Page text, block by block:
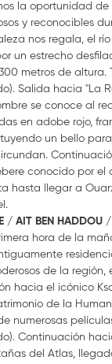
la oportunidad
y reconocibles
nos regala, el
un estrecho
metros de altura.
Salida hacia "La
se conoce al
en adobe rojo,
un bello
conocido por
hasta llegar a
/ AIT BEN HADDOU
hora de la
de la región,
hacia el icónico
de la
numerosas
Continuación
del Atlas,